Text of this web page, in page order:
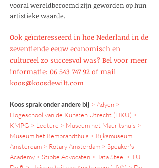
vooral wereldberoemd zijn geworden op hun
artistieke waarde.
Ook geïnteresseerd in hoe Nederland in de
zeventiende eeuw economisch en
cultureel zo succesvol was? Bel voor meer
informatie: 06 543 747 92 of mail
koos@koosdewilt.com
Koos sprak onder andere bij > Adyen >
Hogeschool van de Kunsten Utrecht (HKU) >
KMPG > Leqture > Museum het Mauritshuis >
Museum het Rembrandthuis > Rijksmuseum
Amsterdam > Rotary Amsterdam > Speaker's
Academy > Stibbe Advocaten > Tata Steel > TU